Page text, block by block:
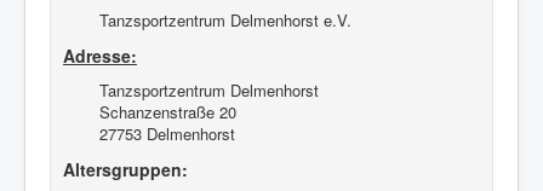
Tanzsportzentrum Delmenhorst e.V.
Adresse:
Tanzsportzentrum Delmenhorst
Schanzenstraße 20
27753 Delmenhorst
Altersgruppen: